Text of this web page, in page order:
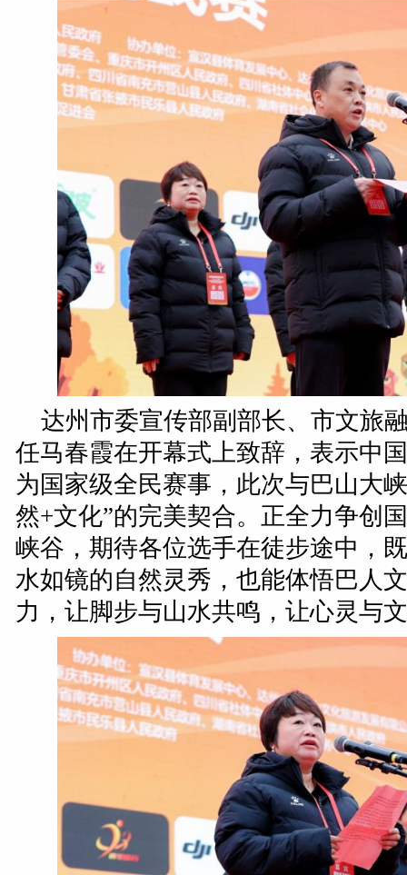
达州市委宣传部副部长、市文旅
任马春霞在开幕式上致辞，表示中
为国家级全民赛事，此次与巴山大
然+文化”的完美契合。正全力争创
峡谷，期待各位选手在徒步途中，
水如镜的自然灵秀，也能体悟巴人
力，让脚步与山水共鸣，让心灵与